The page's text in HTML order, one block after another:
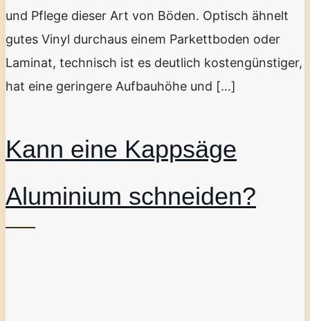
und Pflege dieser Art von Böden. Optisch ähnelt
gutes Vinyl durchaus einem Parkettboden oder
Laminat, technisch ist es deutlich kostengünstiger,
hat eine geringere Aufbauhöhe und […]
Kann eine Kappsäge
Aluminium schneiden?